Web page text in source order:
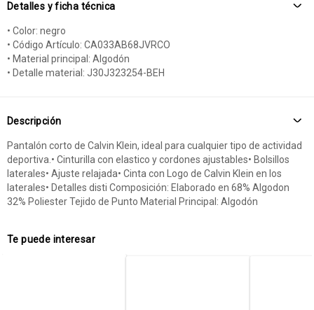
Detalles y ficha técnica
• Color: negro
• Código Artículo: CA033AB68JVRCO
• Material principal: Algodón
• Detalle material: J30J323254-BEH
Descripción
Pantalón corto de Calvin Klein, ideal para cualquier tipo de actividad
deportiva.• Cinturilla con elastico y cordones ajustables• Bolsillos
laterales• Ajuste relajada• Cinta con Logo de Calvin Klein en los
laterales• Detalles disti Composición: Elaborado en 68% Algodon
32% Poliester Tejido de Punto Material Principal: Algodón
Te puede interesar